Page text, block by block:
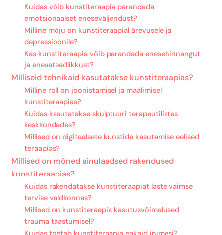
Kuidas võib kunstiteraapia parandada
emotsionaalset eneseväljendust?
Milline mõju on kunstiteraapial ärevusele ja
depressioonile?
Kas kunstiteraapia võib parandada enesehinnangut
ja eneseteadlikkust?
Milliseid tehnikaid kasutatakse kunstiteraapias?
Milline roll on joonistamisel ja maalimisel
kunstiteraapias?
Kuidas kasutatakse skulptuuri terapeutilistes
keskkondades?
Millised on digitaalsete kunstide kasutamise eelised
teraapias?
Millised on mõned ainulaadsed rakendused
kunstiteraapias?
Kuidas rakendatakse kunstiteraapiat laste vaimse
tervise valdkonnas?
Millised on kunstiteraapia kasutusvõimalused
trauma taastumisel?
Kuidas toetab kunstiteraapia eakaid inimesi?